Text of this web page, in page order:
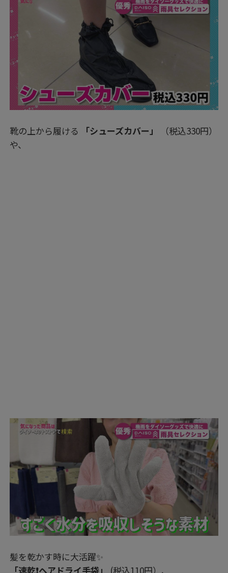
靴の上から履ける 「シューズカバー」
（税込330円）
や、
髪を乾かす時に大活躍✨
「速乾❗ヘアドライ手袋」
(税込110円）、